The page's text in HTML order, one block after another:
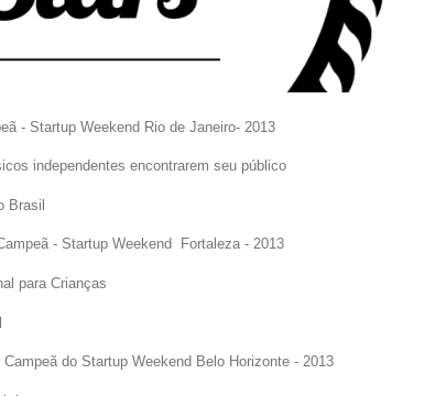
- Startup Weekend Rio de Janeiro- 2013
independentes encontrarem seu público
Brasil
- Startup Weekend Fortaleza - 2013
para Crianças
do Startup Weekend Belo Horizonte - 2013